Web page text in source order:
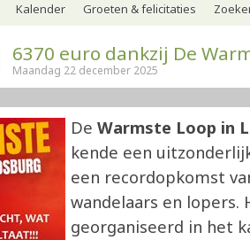
Kalender Groeten & felicitaties
6370 euro dankzij De
Maandag 22 december 2025
De Warmste Loop in
kende een
een recordopkomst
wandelaars en lopers.
georganiseerd in het